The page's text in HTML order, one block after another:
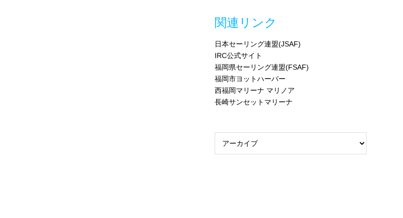
関連リンク
日本セーリング連盟(JSAF)
IRC公式サイト
福岡県セーリング連盟(FSAF)
福岡市ヨットハーバー
西福岡マリーナ マリノア
長崎サンセットマリーナ